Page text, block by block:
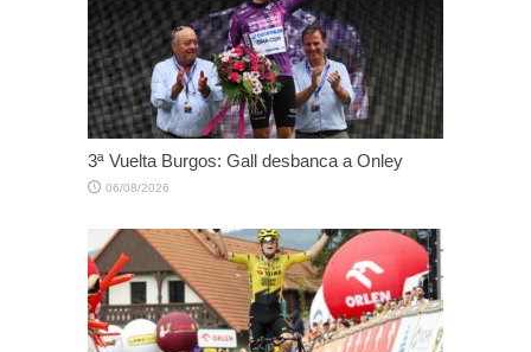
3ª Vuelta Burgos: Gall desbanca a Onley
06/08/2026